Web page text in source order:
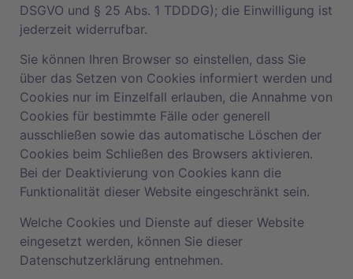
DSGVO und § 25 Abs. 1 TDDDG); die Einwilligung ist
jederzeit widerrufbar.
Sie können Ihren Browser so einstellen, dass Sie
über das Setzen von Cookies informiert werden und
Cookies nur im Einzelfall erlauben, die Annahme von
Cookies für bestimmte Fälle oder generell
ausschließen sowie das automatische Löschen der
Cookies beim Schließen des Browsers aktivieren.
Bei der Deaktivierung von Cookies kann die
Funktionalität dieser Website eingeschränkt sein.
Welche Cookies und Dienste auf dieser Website
eingesetzt werden, können Sie dieser
Datenschutzerklärung entnehmen.